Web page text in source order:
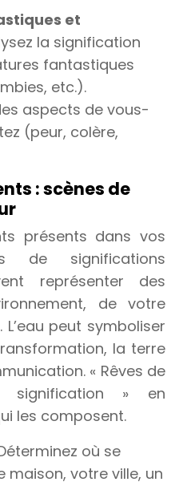
et
la signification
fantastiques
etc.).
aspects de vous-
(peur, colère,
: scènes de
présents dans vos
de significations
représenter des
de votre
peut symboliser
la terre
« Rêves de
signification » en
les composent.
où se
maison, votre ville, un